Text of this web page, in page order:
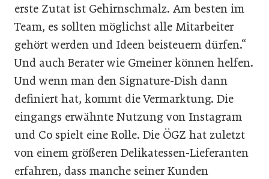
erste Zutat ist Gehirnschmalz. Am besten im
Team, es sollten möglichst alle Mitarbeiter
gehört werden und Ideen beisteuern dürfen.“
Und auch Berater wie Gmeiner können helfen.
Und wenn man den Signature-Dish dann
definiert hat, kommt die Vermarktung. Die
eingangs erwähnte Nutzung von Instagram
und Co spielt eine Rolle. Die ÖGZ hat zuletzt
von einem größeren Delikatessen-Lieferanten
erfahren, dass manche seiner Kunden